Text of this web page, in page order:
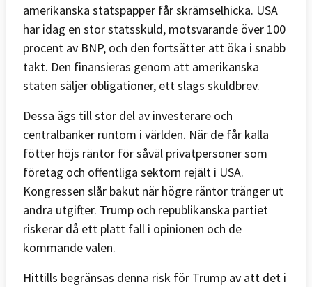
amerikanska statspapper får skrämselhicka. USA
har idag en stor statsskuld, motsvarande över 100
procent av BNP, och den fortsätter att öka i snabb
takt. Den finansieras genom att amerikanska
staten säljer obligationer, ett slags skuldbrev.
Dessa ägs till stor del av investerare och
centralbanker runtom i världen. När de får kalla
fötter höjs räntor för såväl privatpersoner som
företag och offentliga sektorn rejält i USA.
Kongressen slår bakut när högre räntor tränger ut
andra utgifter. Trump och republikanska partiet
riskerar då ett platt fall i opinionen och de
kommande valen.
Hittills begränsas denna risk för Trump av att det i